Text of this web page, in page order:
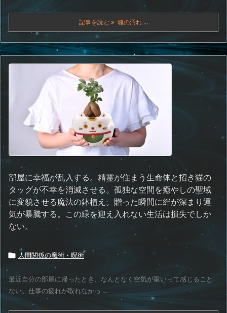
記事を読む 魂の汚れ ...
部屋に幸福が乱入する。精霊が住まう生命体と招き猫の
タッグが不幸を消滅させる。孤独な空間を癒やしの聖域
に変貌させる魔法の鉢植え。贈った瞬間に絆が深まり運
気が暴騰する。この緑を迎え入れない生活は損失でしか
ない。
 人間関係の魔術・呪術
最近自分の部屋に帰ったとき、なんとなく空気が重いって感じること
ない。仕事の疲れが取れなかっ ...